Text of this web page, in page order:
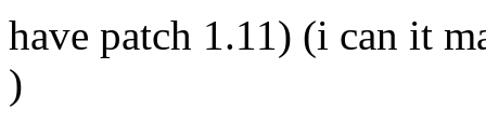
have patch 1.11) (i can it
)